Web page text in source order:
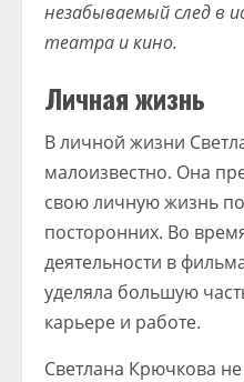
незабываемый след в
театра и кино.
Личная жизнь
В личной жизни
малоизвестно. Она
свою личную жизнь
посторонних. Во
деятельности в
уделяла большую
карьере и работе.
Светлана Крючкова